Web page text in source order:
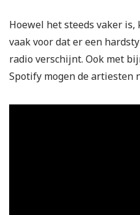
Hoewel het steeds vaker
vaak voor dat er een
radio verschijnt. Ook met
Spotify mogen de artiesten